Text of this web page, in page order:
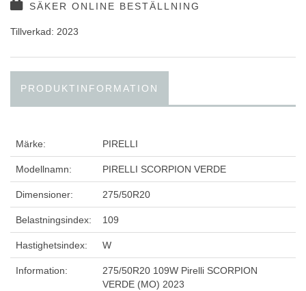
SÄKER ONLINE BESTÄLLNING
Tillverkad: 2023
PRODUKTINFORMATION
Märke: PIRELLI
Modellnamn: PIRELLI SCORPION VERDE
Dimensioner: 275/50R20
Belastningsindex: 109
Hastighetsindex: W
Information:
275/50R20 109W Pirelli SCORPION
VERDE (MO) 2023